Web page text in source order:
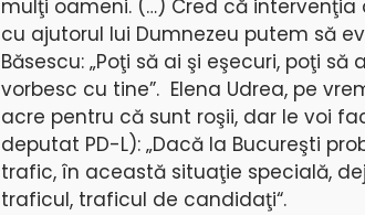
mulţi oameni. (…) Cred că
cu ajutorul lui Dumnezeu putem să
Băsescu: „Poţi să ai şi eşecuri, poţi
vorbesc cu tine”. Elena Udrea, pe
acre pentru că sunt roşii, dar le voi
deputat PD-L): „Dacă la Bucureşti
trafic, în această situaţie specială,
traficul, traficul de candidaţi“.